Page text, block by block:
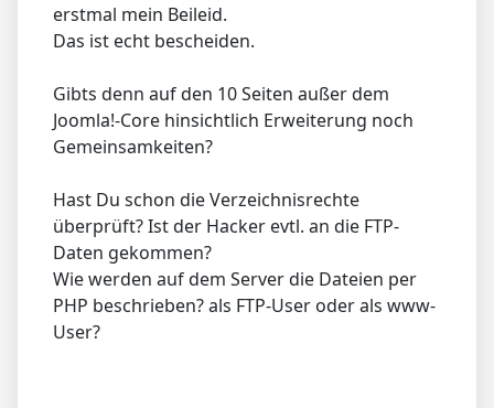
erstmal mein Beileid.
Das ist echt bescheiden.
Gibts denn auf den 10 Seiten außer dem
Joomla!-Core hinsichtlich Erweiterung noch
Gemeinsamkeiten?
Hast Du schon die Verzeichnisrechte
überprüft? Ist der Hacker evtl. an die FTP-
Daten gekommen?
Wie werden auf dem Server die Dateien per
PHP beschrieben? als FTP-User oder als www-
User?